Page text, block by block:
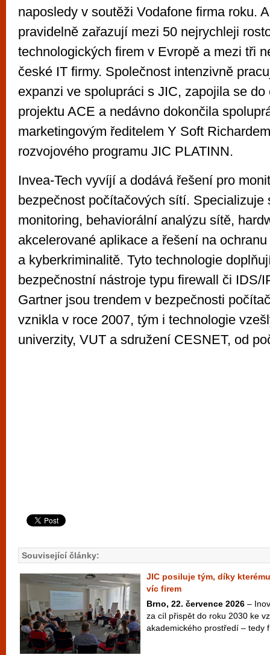
naposledy v soutěži Vodafone firma roku.
pravidelně zařazují mezi 50 nejrychleji
technologických firem v Evropě a mezi tři
české IT firmy. Společnost intenzivně
expanzi ve spolupráci s JIC, zapojila se do
projektu ACE a nedávno dokončila
marketingovým ředitelem Y Soft
rozvojového programu JIC PLATINN.
Invea-Tech vyvíjí a dodává řešení pro
bezpečnost počítačových sítí. Specializuje
monitoring, behaviorální analýzu sítě,
akcelerované aplikace a řešení na
a kyberkriminalitě. Tyto technologie
bezpečnostní nástroje typu firewall či IDS/
Gartner jsou trendem v bezpečnosti
vznikla v roce 2007, tým i technologie
univerzity, VUT a sdružení CESNET, od
Související články:
JIC posiluje tým, díky
víc firem
Brno, 22. července 2026 –
za cíl přispět do roku 2030 ke
akademického prostředí – tedy